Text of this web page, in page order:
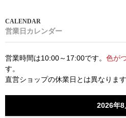
営業日カレンダー
営業時間は10:00～17:00です。 色が
す。
直営ショップの休業日とは異なります
2026年8